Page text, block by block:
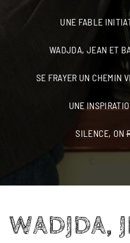
UNE FABLE
WADJDA, JEAN ET
SE FRAYER UN CHEMIN
UNE
SILENCE, ON
WADJDA,